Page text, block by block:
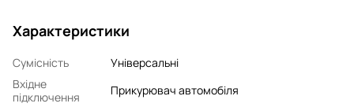
Характеристики
Сумісність
Універсальні
Вхідне
підключення
Прикурювач автомобіля